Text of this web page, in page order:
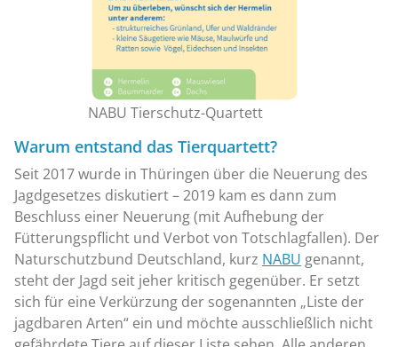
NABU Tierschutz-Quartett
Warum entstand das Tierquartett?
Seit 2017 wurde in Thüringen über die Neuerung des
Jagdgesetzes diskutiert – 2019 kam es dann zum
Beschluss einer Neuerung (mit Aufhebung der
Fütterungspflicht und Verbot von Totschlagfallen). Der
Naturschutzbund Deutschland, kurz NABU genannt,
steht der Jagd seit jeher kritisch gegenüber. Er setzt
sich für eine Verkürzung der sogenannten „Liste der
jagdbaren Arten“ ein und möchte ausschließlich nicht